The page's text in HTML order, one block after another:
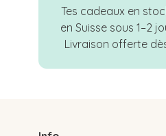
Tes cadeaux en
en Suisse sous 1–2
Livraison offerte